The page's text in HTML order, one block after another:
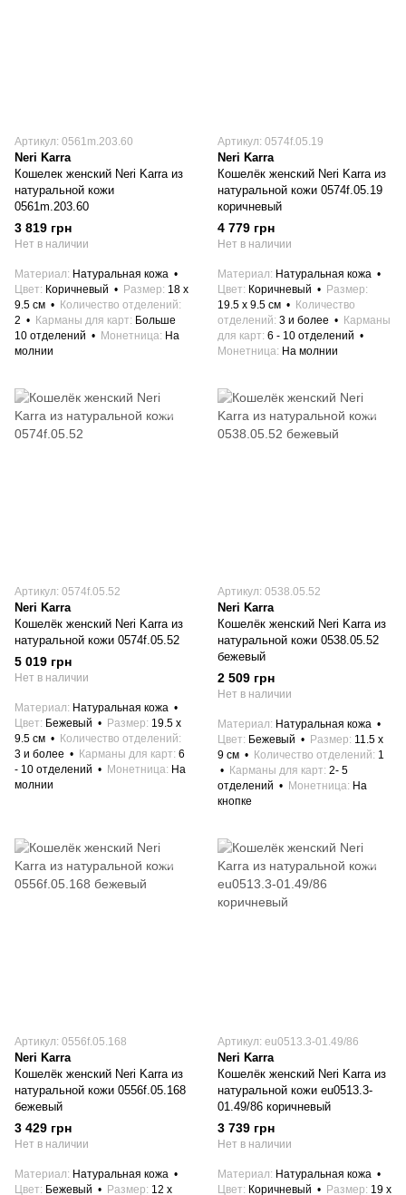
Артикул: 0561m.203.60
Neri Karra
Кошелек женский Neri Karra из
натуральной кожи
0561m.203.60
3 819 грн
Нет в наличии
Материал
Натуральная кожа
Цвет
Коричневый Размер 18 x
9.5 см
Количество отделений
2
Карманы для карт
Больше
10 отделений
Монетница На
молнии
Артикул: 0574f.05.19
Neri Karra
Кошелёк женский Neri Karra из
натуральной кожи 0574f.05.19
коричневый
4 779 грн
Нет в наличии
Материал
Натуральная кожа
Цвет
Коричневый
Размер
19.5 x 9.5 см
Количество
отделений 3 и более
Карманы
для карт 6 - 10 отделений
Монетница На молнии
Артикул: 0574f.05.52
Neri Karra
Кошелёк женский Neri Karra из
натуральной кожи 0574f.05.52
5 019 грн
Нет в наличии
Материал
Натуральная кожа
Цвет
Бежевый Размер 19.5 x
9.5 см
Количество отделений
3 и более
Карманы для карт 6
- 10 отделений
Монетница На
молнии
Артикул: 0538.05.52
Neri Karra
Кошелёк женский Neri Karra из
натуральной кожи 0538.05.52
бежевый
2 509 грн
Нет в наличии
Материал
Натуральная кожа
Цвет
Бежевый Размер 11.5 x
9 см
Количество отделений 1
Карманы для карт 2- 5
отделений
Монетница На
кнопке
Артикул: 0556f.05.168
Neri Karra
Кошелёк женский Neri Karra из
натуральной кожи 0556f.05.168
бежевый
3 429 грн
Нет в наличии
Материал
Натуральная кожа
Цвет
Бежевый Размер 12 x
Артикул: eu0513.3-01.49/86
Neri Karra
Кошелёк женский Neri Karra из
натуральной кожи eu0513.3-
01.49/86 коричневый
3 739 грн
Нет в наличии
Материал
Натуральная кожа
Цвет
Коричневый Размер 19 x